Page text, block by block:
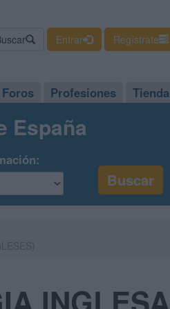
Entrar Regístrate
Foros Profesiones Tienda
España